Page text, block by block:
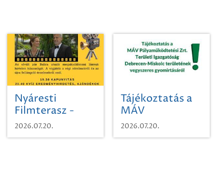
Nyáresti
Filmterasz -
Beugró a
Paradicsomba
2026.07.20.
Tájékoztatás a
MÁV
Pályaműködtetési
Zrt. Területi
2026.07.20.